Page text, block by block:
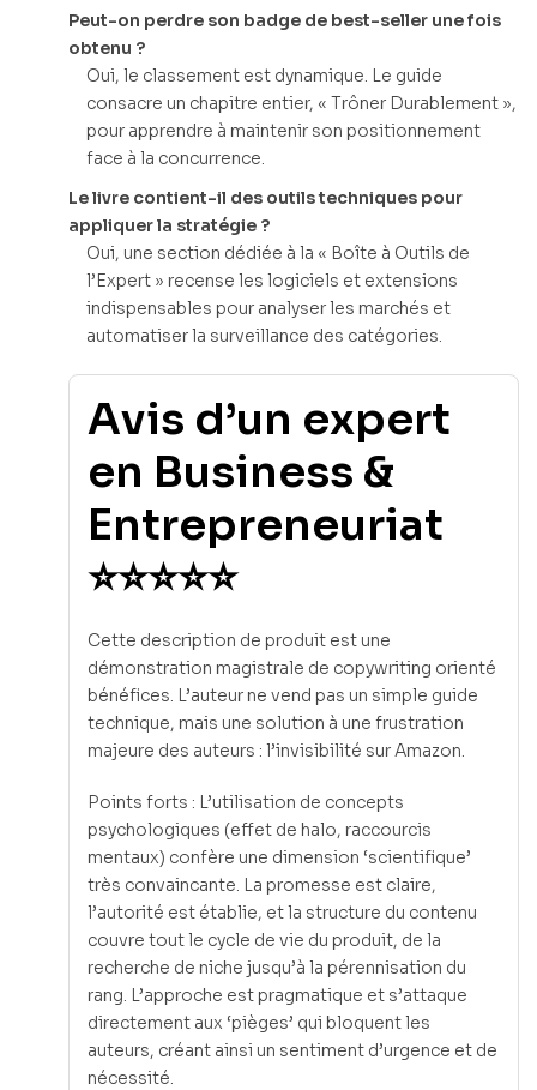
Peut-on perdre son badge de best-seller une fois
obtenu ?
Oui, le classement est dynamique. Le guide
consacre un chapitre entier, « Trôner Durablement »,
pour apprendre à maintenir son positionnement
face à la concurrence.
Le livre contient-il des outils techniques pour
appliquer la stratégie ?
Oui, une section dédiée à la « Boîte à Outils de
l’Expert » recense les logiciels et extensions
indispensables pour analyser les marchés et
automatiser la surveillance des catégories.
Avis d’un expert
en Business &
Entrepreneuriat
⭐⭐⭐⭐⭐
Cette description de produit est une
démonstration magistrale de copywriting orienté
bénéfices. L’auteur ne vend pas un simple guide
technique, mais une solution à une frustration
majeure des auteurs : l’invisibilité sur Amazon.
Points forts : L’utilisation de concepts
psychologiques (effet de halo, raccourcis
mentaux) confère une dimension ‘scientifique’
très convaincante. La promesse est claire,
l’autorité est établie, et la structure du contenu
couvre tout le cycle de vie du produit, de la
recherche de niche jusqu’à la pérennisation du
rang. L’approche est pragmatique et s’attaque
directement aux ‘pièges’ qui bloquent les
auteurs, créant ainsi un sentiment d’urgence et de
nécessité.